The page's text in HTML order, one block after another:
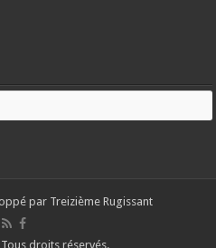
par Treizième Rugissant
droits réservés.